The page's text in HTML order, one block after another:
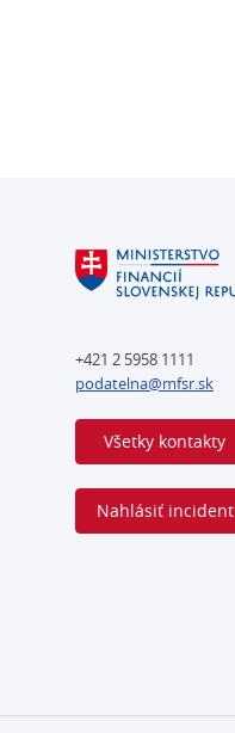
+421 2 5958 1111
podatelna@mfsr.sk
Všetky kontakty
Nahlásiť incident